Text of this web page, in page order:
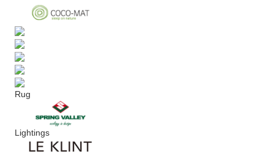
Rug
Lightings